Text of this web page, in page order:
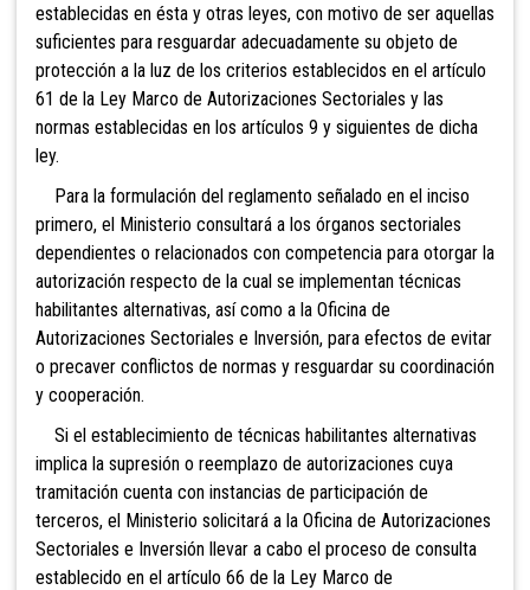
establecidas en ésta y otras leyes, con motivo de ser aquellas
suficientes para resguardar adecuadamente su objeto de
protección a la luz de los criterios establecidos en el artículo
61 de la Ley Marco de Autorizaciones Sectoriales y las
normas establecidas en los artículos 9 y siguientes de dicha
ley.
Para la formulación del reglamento señalado en el inciso
primero, el Ministerio consultará a los órganos sectoriales
dependientes o relacionados con competencia para otorgar la
autorización respecto de la cual se implementan técnicas
habilitantes alternativas, así como a la Oficina de
Autorizaciones Sectoriales e Inversión, para efectos de evitar
o precaver conflictos de normas y resguardar su coordinación
y cooperación.
Si el establecimiento de técnicas habilitantes alternativas
implica la supresión o reemplazo de autorizaciones cuya
tramitación cuenta con instancias de participación de
terceros, el Ministerio solicitará a la Oficina de Autorizaciones
Sectoriales e Inversión llevar a cabo el proceso de consulta
establecido en el artículo 66 de la Ley Marco de